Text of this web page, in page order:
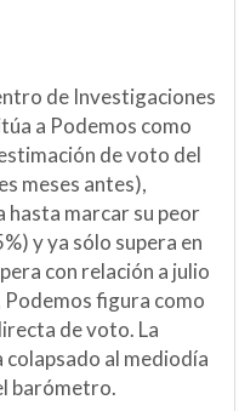
de Investigaciones
a Podemos como
de voto del
meses antes),
hasta marcar su peor
y ya sólo supera en
con relación a julio
Podemos figura como
de voto. La
colapsado al mediodía
barómetro.